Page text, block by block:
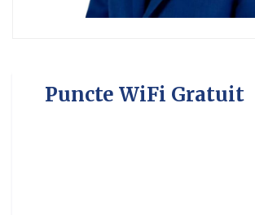
Puncte WiFi Gratuit